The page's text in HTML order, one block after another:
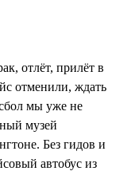
отлёт, прилёт в
отменили, ждать
мы уже не
музей
Без гидов и
автобус из